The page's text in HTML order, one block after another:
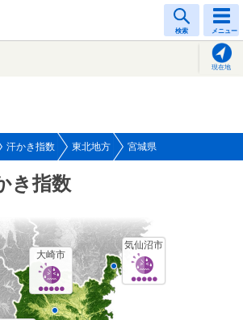
検索 メニュー
現在地
汗かき指数 東北地方 宮城県
き指数
気仙沼市
大崎市